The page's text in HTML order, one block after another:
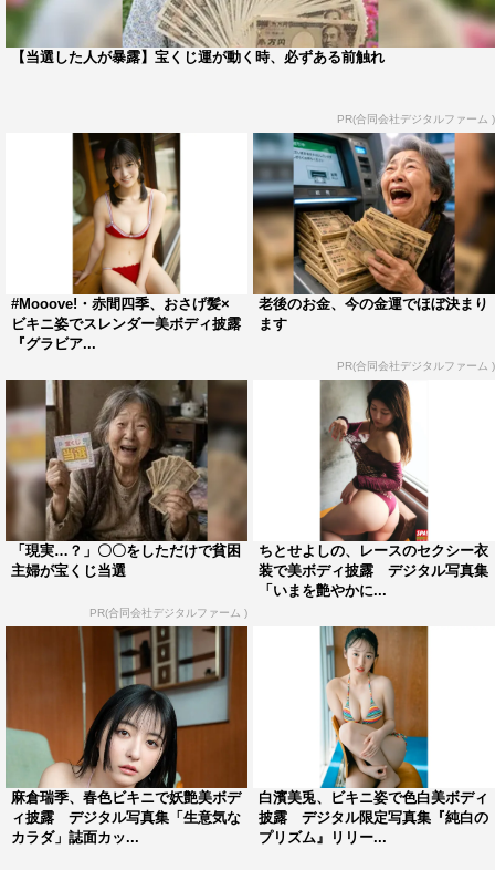
【当選した人が暴露】宝くじ運が動く時、必ずある前触れ
PR(合同会社デジタルファーム )
#Mooove!・赤間四季、おさげ髪×
ビキニ姿でスレンダー美ボディ披露
『グラビア...
老後のお金、今の金運でほぼ決まり
ます
PR(合同会社デジタルファーム )
「現実…？」〇〇をしただけで貧困
主婦が宝くじ当選
PR(合同会社デジタルファーム )
ちとせよしの、レースのセクシー衣
装で美ボディ披露 デジタル写真集
「いまを艶やかに...
麻倉瑞季、春色ビキニで妖艶美ボデ
ィ披露 デジタル写真集「生意気な
カラダ」誌面カッ...
白濱美兎、ビキニ姿で色白美ボディ
披露 デジタル限定写真集『純白の
プリズム』リリー...